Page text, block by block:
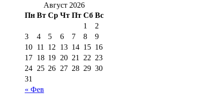
Август 2026
Пн Вт Ср Чт Пт Сб Вс
« Фев
1
2
3
4 5 6 7 8
9
10 11 12 13 14 15 16
17 18 19 20 21 22 23
24 25 26 27 28 29 30
31